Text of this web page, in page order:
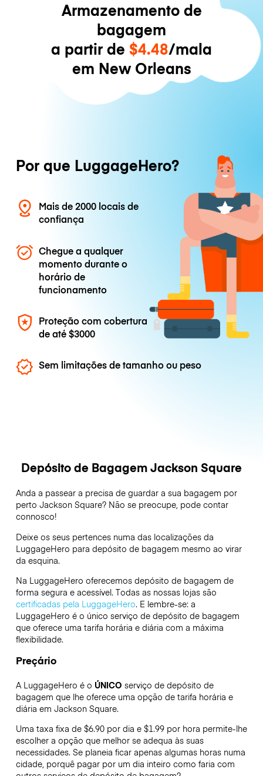
Armazenamento de
bagagem
a partir de $4.48/mala
em New Orleans
Por que LuggageHero?
Mais de 2000 locais de
confiança
Chegue a qualquer
momento durante o
horário de
funcionamento
Proteção com cobertura
de até$3000
Sem limitações de tamanho ou peso
Depósito de Bagagem Jackson Square
Anda a passear a precisa de guardar a sua bagagem por
perto Jackson Square? Não se preocupe, pode contar
connosco!
Deixe os seus pertences numa das localizações da
LuggageHero para depósito de bagagem mesmo ao virar
da esquina.
Na LuggageHero oferecemos depósito de bagagem de
forma segura e acessível. Todas as nossas lojas são
certificadas pela LuggageHero. E lembre-se: a
LuggageHero é o único serviço de depósito de bagagem
que oferece uma tarifa horária e diária com a máxima
flexibilidade.
Preçário
A LuggageHero é o ÚNICO serviço de depósito de
bagagem que lhe oferece uma opção de tarifa horária e
diária em Jackson Square.
Uma taxa fixa de $6.90 por dia e $1.99 por hora permite-lhe
escolher a opção que melhor se adequa às suas
necessidades. Se planeia ficar apenas algumas horas numa
cidade, porquê pagar por um dia inteiro como faria com